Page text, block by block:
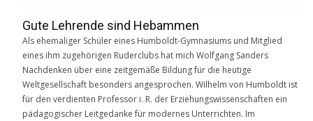
Gute Lehrende sind Hebammen
Als ehemaliger Schüler eines Humboldt-Gymnasiums und Mitglied
eines ihm zugehörigen Ruderclubs hat mich Wolfgang Sanders
Nachdenken über eine zeitgemäße Bildung für die heutige
Weltgesellschaft besonders angesprochen. Wilhelm von Humboldt ist
für den verdienten Professor i. R. der Erziehungswissenschaften ein
pädagogischer Leitgedanke für modernes Unterrichten. Im